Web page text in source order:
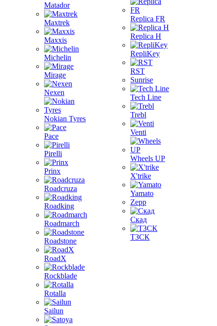
Matador
Maxtrek
Maxxis
Michelin
Mirage
Nexen
Nokian Tyres
Pace
Pirelli
Prinx
Roadcruza
Roadking
Roadmarch
Roadstone
RoadX
Rockblade
Rotalla
Sailun
Replica FR
Replica H
RepliKey
RST
Sunrise
Tech Line
Trebl
Venti
Wheels UP
X'trike
Yamato
Zepp
Скад
ТЗСК